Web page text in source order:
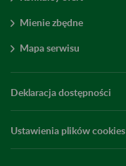
Mienie zbędne
Mapa serwisu
Deklaracja dostępności
Ustawienia plików cookies